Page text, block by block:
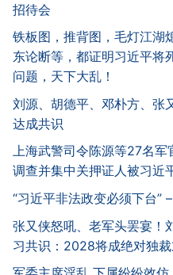
招待会
铁板图，推背图，毛灯江湖
东论断等，都证明习近平将
问题，天下大乱！
刘源、胡德平、邓朴方、张
达成共识
上海武警司令陈源等27名
调查并集中关押证人被习近
“习近平非法政变必须下台”
张又侠怒吼、老军头罢宴！
习共识：2028将成绝对独裁